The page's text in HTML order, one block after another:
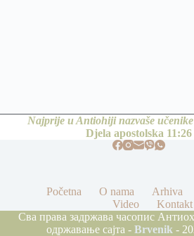
Najprije u Antiohiji nazvaše
Djela apostolska 11:26
Početna O nama Arhiva
Video
Kontakt
Сва права задржава часопис
одржавање сајта -Brvenik-